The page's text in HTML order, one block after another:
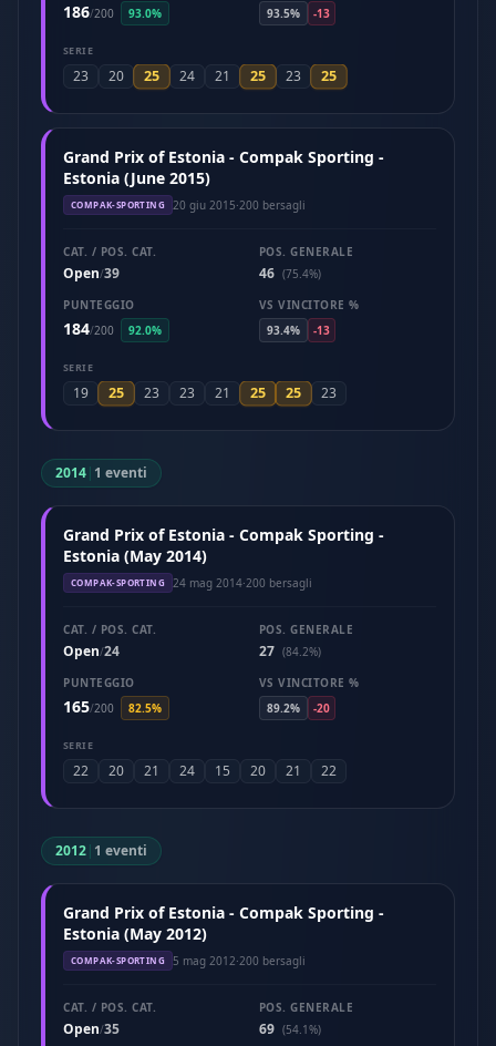
186/200 93.0%
93.5%
-13
SERIE
23 20 25 24 21 25 23 25
Grand Prix of Estonia - Compak Sporting -
Estonia (June 2015)
COMPAK-SPORTING 20 giu 2015·200 bersagli
CAT. / POS. CAT.
Open/39
POS. GENERALE
46 (75.4%)
PUNTEGGIO
184/200 92.0%
VS VINCITORE %
93.4%
-13
SERIE
19 25 23 23 21 25 25 23
2014| 1 eventi
Grand Prix of Estonia - Compak Sporting -
Estonia (May 2014)
COMPAK-SPORTING 24 mag 2014·200 bersagli
CAT. / POS. CAT.
Open/24
POS. GENERALE
27 (84.2%)
PUNTEGGIO
165/200 82.5%
VS VINCITORE %
89.2%
-20
SERIE
22 20 21 24 15 20 21 22
2012| 1 eventi
Grand Prix of Estonia - Compak Sporting -
Estonia (May 2012)
COMPAK-SPORTING 5 mag 2012·200 bersagli
CAT. / POS. CAT.
Open/35
POS. GENERALE
69 (54.1%)